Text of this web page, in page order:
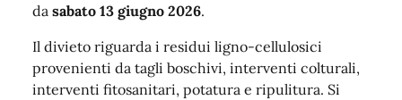
da sabato 13 giugno 2026.
Il divieto riguarda i residui ligno-cellulosici
provenienti da tagli boschivi, interventi colturali,
interventi fitosanitari, potatura e ripulitura. Si